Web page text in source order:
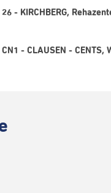
- KIRCHBERG,
- CLAUSEN - CENTS,